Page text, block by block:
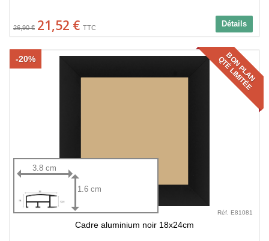
Détails
26,90 € 21,52 € TTC
3.8 cm
1.6 cm
Réf. E81081
BON PLAN
QTÉ LIMITÉE
-20%
Cadre aluminium noir 18x24cm